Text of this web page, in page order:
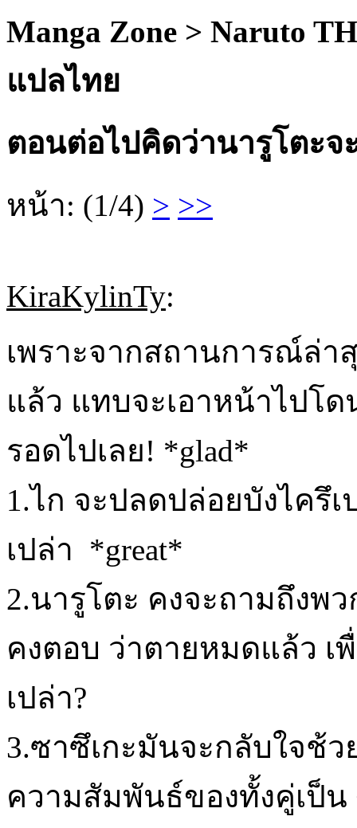
Manga Zone > Naruto
แปลไทย
ตอนต่อไปคิดว่านารูโตะจ
หน้า: (1/4) > >>
KiraKylinTy:
เพราะจากสถานการณ์ล่
แล้ว แทบจะเอาหน้าไปโ
รอดไปเลย! *glad*
1.ไก จะปลดปล่อยบังไครึ
เปล่า *great*
2.นารูโตะ คงจะถามถึงพว
คงตอบ ว่าตายหมดแล้ว เ
เปล่า?
3.ซาซึเกะมันจะกลับใจช้ว
ความสัมพันธ์ของทั้งคู่เป็น